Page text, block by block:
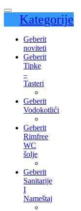
Kategorije
Geberit
noviteti
Geberit
Tipke
–
Tasteri
Geberit
Vodokotlići
Geberit
Rimfree
WC
šolje
Geberit
Sanitarije
I
Nameštaj